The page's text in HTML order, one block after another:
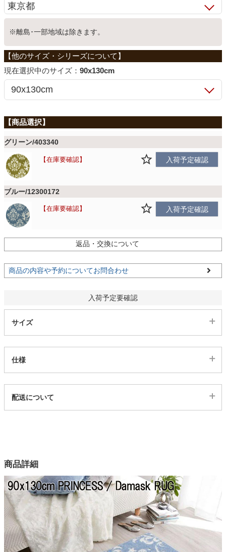
こたつ
ファブリック
マット
家電・照明器具
ガーデン
タワー
※離島･一部地域は除きます。
サイズ： 90x130cm
グリーン/403340
在庫要確認 入荷予定確認
ブルー/12300172
在庫要確認 入荷予定確認
返品・交換について
商品の内容や予約についてお問合わせ
入荷予定要確認
サイズ
仕様
403340
2色
組成
ポリエステル100%
品番
DRT-1069
配送について
商品詳細